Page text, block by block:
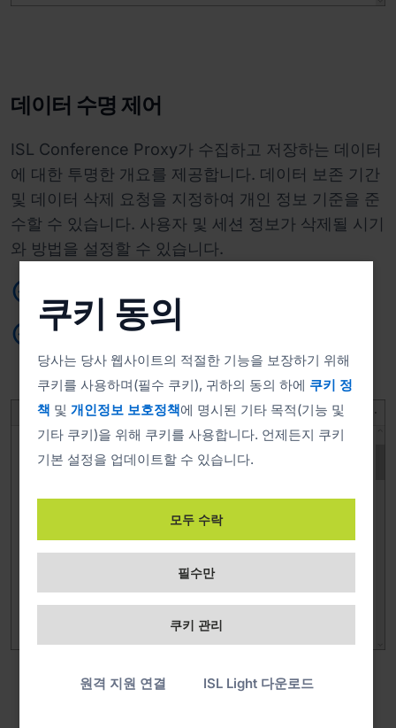
데이터 수명 제어
ISL Conference Proxy가 수집하고 저장하는 데이터
에 대한 투명한 개요를 제공합니다. 데이터 보존 기간
및 데이터 삭제 요청을 지정하여 개인 정보 기준을 준
수할 수 있습니다. 사용자 및 세션 정보가 삭제될 시기
와 방법을 설정할 수 있습니다.
사용자 지정 보존 및 삭제 정책
쿠키 동의
당사는 당사 웹사이트의 적절한 기능을 보장하기 위해
쿠키를 사용하며(필수 쿠키), 귀하의 동의 하에 쿠키 정
책 및 개인정보 보호정책에 명시된 기타 목적(기능 및
기타 쿠키)을 위해 쿠키를 사용합니다. 언제든지 쿠키
기본 설정을 업데이트할 수 있습니다.
모두 수락
필수만
쿠키 관리
원격 지원 연결 ISL Light 다운로드